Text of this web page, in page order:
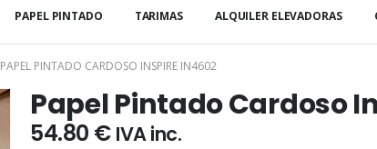
PAPEL PINTADO TARIMAS ALQUILER ELEVADORAS
PAPEL PINTADO CARDOSO INSPIRE IN4602
Papel Pintado Cardoso
54.80 € IVA inc.